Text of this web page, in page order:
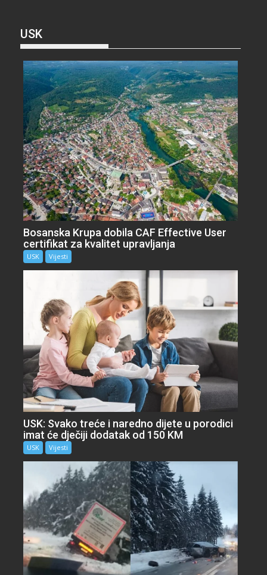
USK
Bosanska Krupa dobila CAF Effective User
certifikat za kvalitet upravljanja
USK Vijesti
USK: Svako treće i naredno dijete u porodici
imat će dječiji dodatak od 150 KM
USK Vijesti